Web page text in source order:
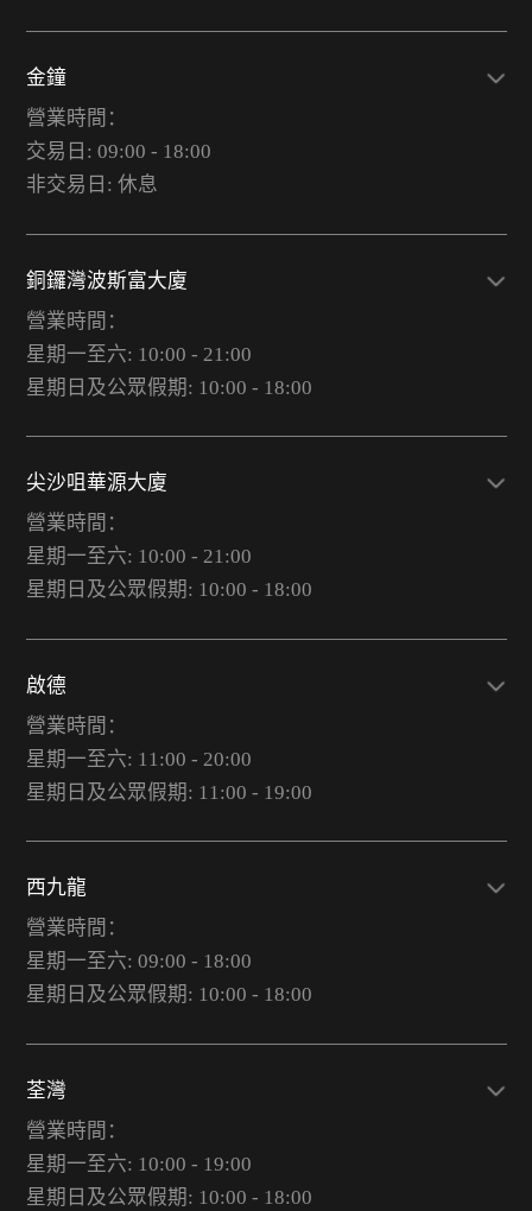
金鐘
營業時間：
交易日: 09:00 - 18:00
非交易日: 休息
銅鑼灣波斯富大廈
營業時間：
星期一至六: 10:00 - 21:00
星期日及公眾假期: 10:00 - 18:00
尖沙咀華源大廈
營業時間：
星期一至六: 10:00 - 21:00
星期日及公眾假期: 10:00 - 18:00
啟德
營業時間：
星期一至六: 11:00 - 20:00
星期日及公眾假期: 11:00 - 19:00
西九龍
營業時間：
星期一至六: 09:00 - 18:00
星期日及公眾假期: 10:00 - 18:00
荃灣
營業時間：
星期一至六: 10:00 - 19:00
星期日及公眾假期: 10:00 - 18:00